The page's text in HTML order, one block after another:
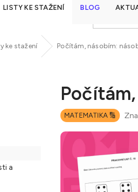
LISTY KE STAŽENÍ BLOG
ke stažení Počítám, násobím:
a
MATEMATIKA 🔢